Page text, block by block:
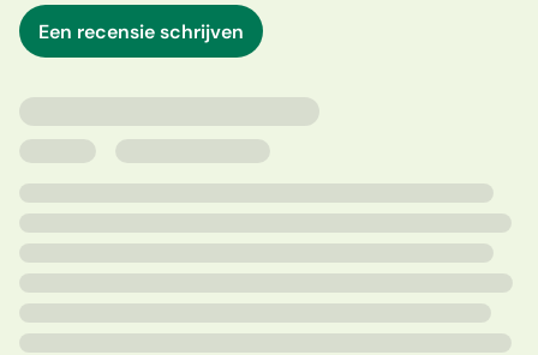
zien. Is de realiteit misschien wel beter dan ze ooit had
kunnen dromen?
Een recensie schrijven